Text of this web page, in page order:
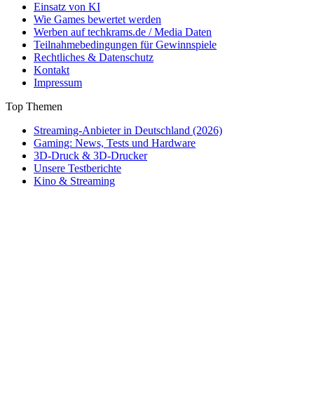
Einsatz von KI
Wie Games bewertet werden
Werben auf techkrams.de / Media Daten
Teilnahmebedingungen für Gewinnspiele
Rechtliches & Datenschutz
Kontakt
Impressum
Top Themen
Streaming-Anbieter in Deutschland (2026)
Gaming: News, Tests und Hardware
3D-Druck & 3D-Drucker
Unsere Testberichte
Kino & Streaming